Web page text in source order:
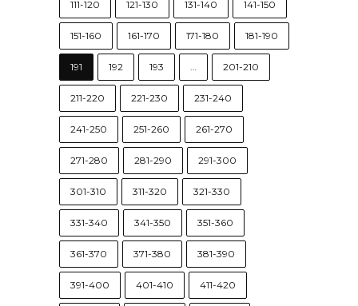
111-120 121-130 131-140 141-150
151-160 161-170 171-180 181-190
191 192 193 201-210
211-220 221-230 231-240
241-250 251-260 261-270
271-280 281-290 291-300
301-310 311-320 321-330
331-340 341-350 351-360
361-370 371-380 381-390
391-400 401-410 411-420